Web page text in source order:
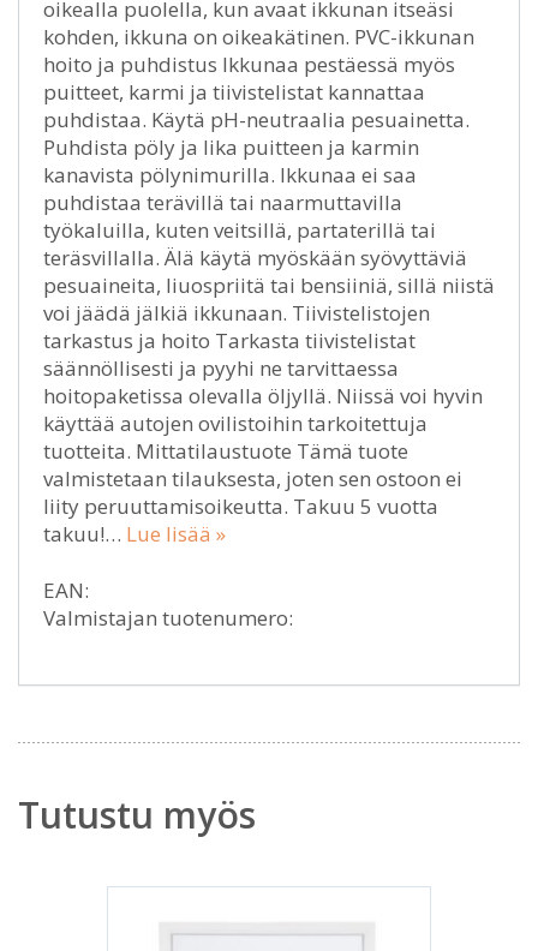
oikealla puolella, kun avaat ikkunan itseäsi
kohden, ikkuna on oikeakätinen. PVC-ikkunan
hoito ja puhdistus Ikkunaa pestäessä myös
puitteet, karmi ja tiivistelistat kannattaa
puhdistaa. Käytä pH-neutraalia pesuainetta.
Puhdista pöly ja lika puitteen ja karmin
kanavista pölynimurilla. Ikkunaa ei saa
puhdistaa terävillä tai naarmuttavilla
työkaluilla, kuten veitsillä, partaterillä tai
teräsvillalla. Älä käytä myöskään syövyttäviä
pesuaineita, liuospriitä tai bensiiniä, sillä niistä
voi jäädä jälkiä ikkunaan. Tiivistelistojen
tarkastus ja hoito Tarkasta tiivistelistat
säännöllisesti ja pyyhi ne tarvittaessa
hoitopaketissa olevalla öljyllä. Niissä voi hyvin
käyttää autojen ovilistoihin tarkoitettuja
tuotteita. Mittatilaustuote Tämä tuote
valmistetaan tilauksesta, joten sen ostoon ei
liity peruuttamisoikeutta. Takuu 5 vuotta
takuu!… Lue lisää »
EAN:
Valmistajan tuotenumero:
Tutustu myös